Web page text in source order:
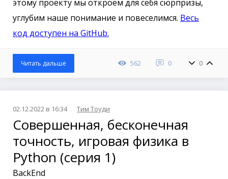
этому проекту мы откроем для себя сюрпризы,
углубим наше понимание и повеселимся. Весь
код доступен на GitHub.
562 0 0
Читать дальше
02.12.2022 в 16:34 Тим Тоуди
Совершенная, бесконечная
точность, игровая физика в
Python (серия 1)
BackEnd